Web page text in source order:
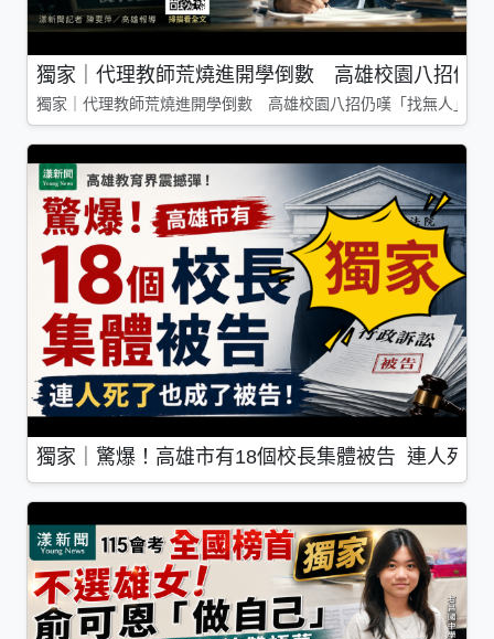
獨家｜代理教師荒燒進開學倒數 高雄校園八招仍
獨家｜代理教師荒燒進開學倒數 高雄校園八招仍嘆「找無人」
獨家｜驚爆！高雄市有18個校長集體被告 連人死了